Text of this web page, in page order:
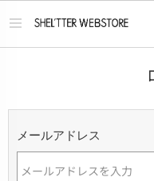
メ
メールアドレス